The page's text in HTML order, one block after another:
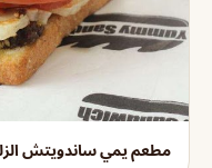
مطعم يمي ساندويتش